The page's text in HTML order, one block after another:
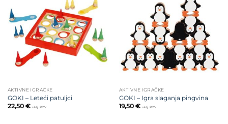
Dodajte
na listu
želja
AKTIVNE IGRAČKE
GOKI – Leteći patuljci
22,50 € uklj. PDV
Dodajte
na listu
želja
AKTIVNE IGRAČKE
GOKI – Igra slaganja pingvina
19,50 € uklj. PDV